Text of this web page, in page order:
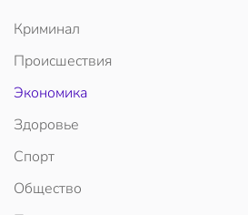
Криминал
Происшествия
Экономика
Здоровье
Спорт
Общество